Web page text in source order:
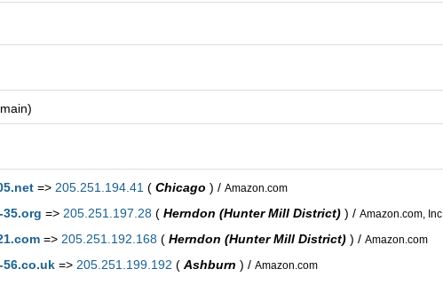
=> 205.251.194.41 ( Chicago ) / Amazon.com
=> 205.251.197.28 ( Herndon (Hunter Mill District)) / Amazon.com, Inc.
=> 205.251.192.168 ( Herndon (Hunter Mill District)) / Amazon.com
=> 205.251.199.192 ( Ashburn ) / Amazon.com